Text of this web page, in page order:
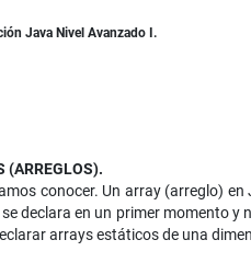
Java Nivel Avanzado I.
(ARREGLOS).
conocer. Un array (arreglo)
declara en un primer momento
arrays estáticos de una